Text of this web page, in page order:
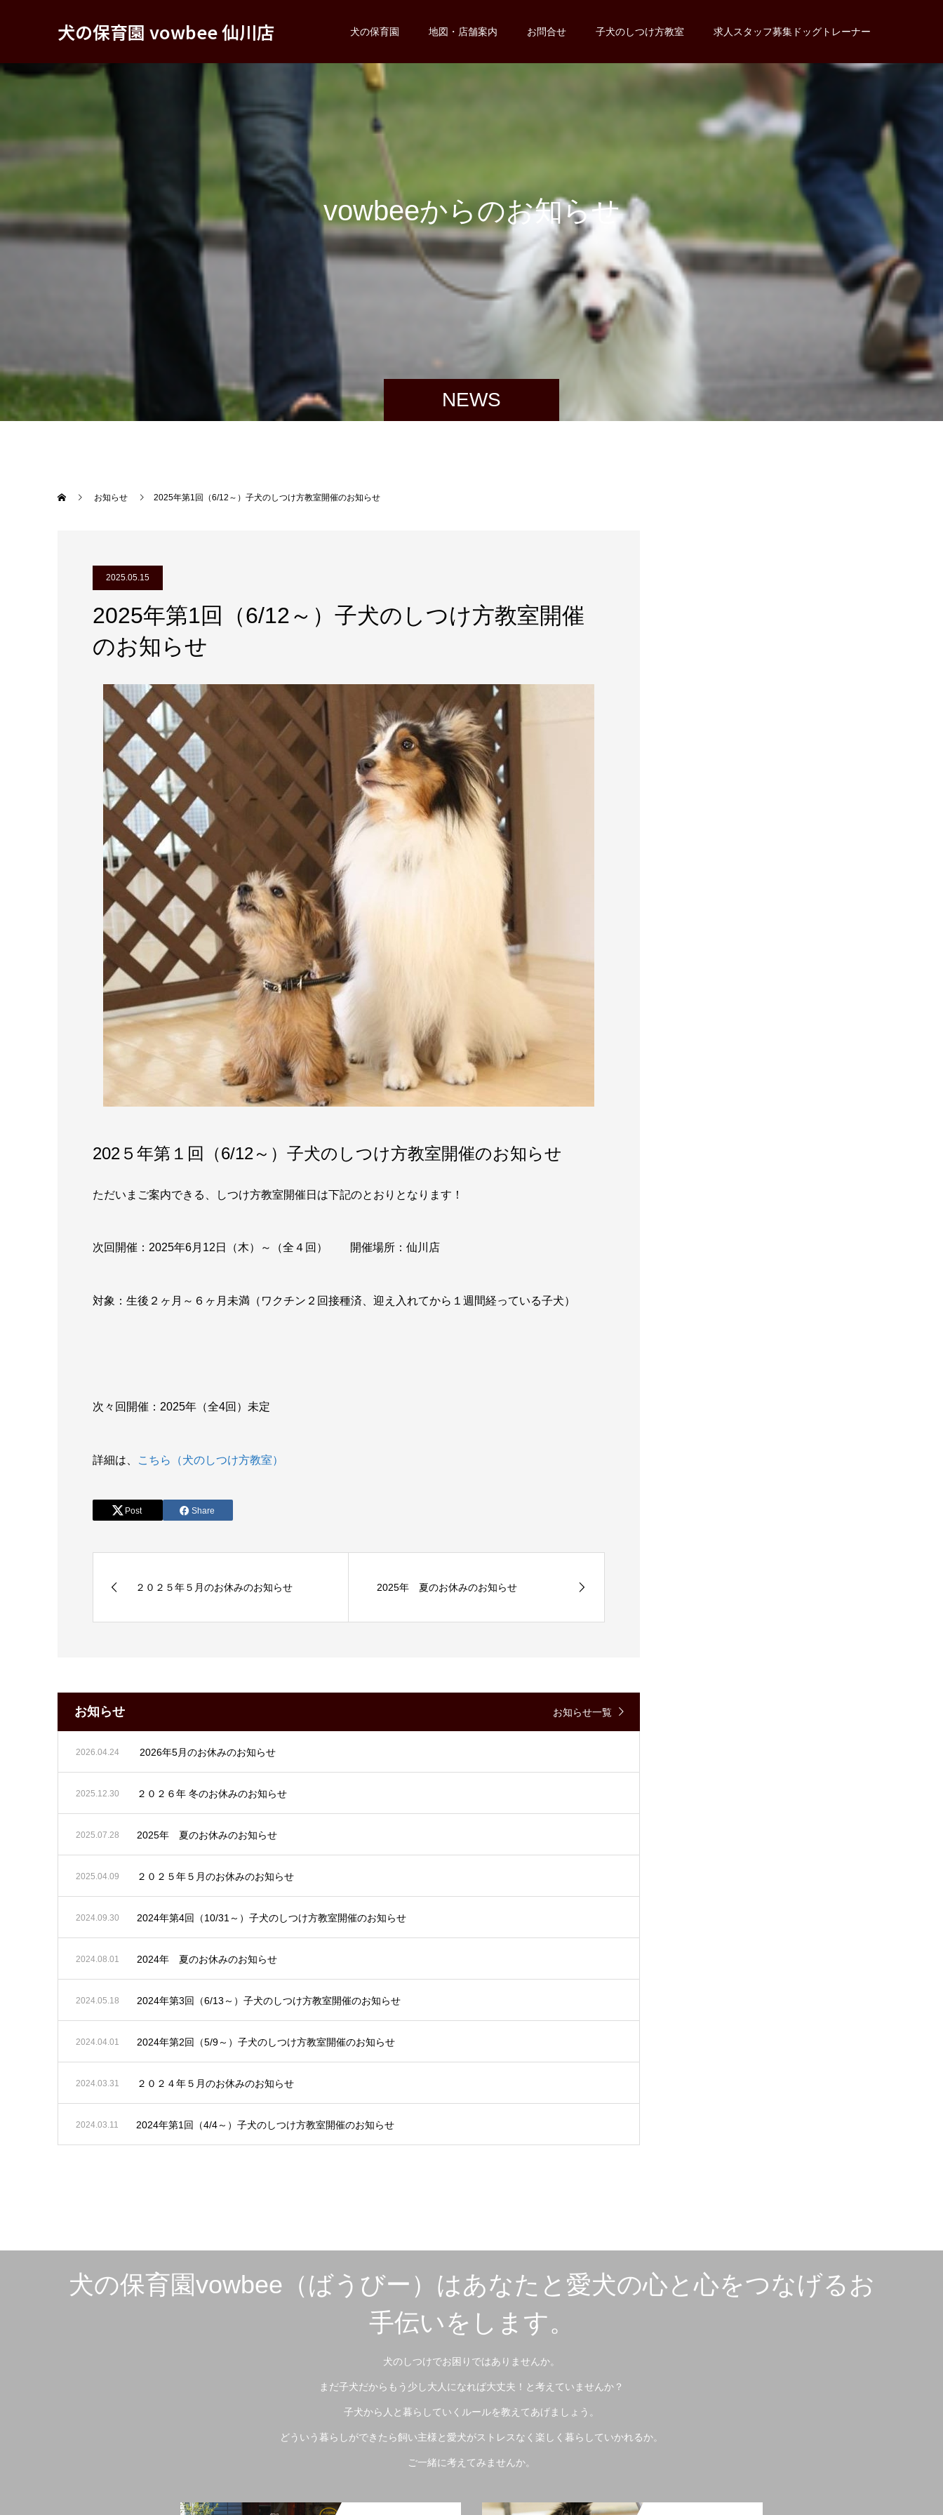
犬の保育園 vowbee 仙川店 犬の保育園 地図・店舗案内 お問合せ 子犬のしつけ方教室 求人スタッフ募集ドッグトレーナー
NEWS
vowbeeからのお知らせ
お知らせ 2025年第1回（6/12～）子犬のしつけ方教室開催のお知らせ
2025.05.15
2025年第1回（6/12～）子犬のしつけ方教室開催
のお知らせ
202５年第１回（6/12～）子犬のしつけ方教室開催のお知らせ
ただいまご案内できる、しつけ方教室開催日は下記のとおりとなります！
次回開催：2025年6月12日（木）～（全４回） 開催場所：仙川店
対象：生後２ヶ月～６ヶ月未満（ワクチン２回接種済、迎え入れてから１週間経っている子犬）
次々回開催：2025年（全4回）未定
詳細は、 こちら（犬のしつけ方教室）
Post Share
２０２５年５月のお休みのお知らせ 2025年 夏のお休みのお知らせ
お知らせ お知らせ一覧
2026.04.24 2026年5月のお休みのお知らせ
2025.12.30 ２０２６年 冬のお休みのお知らせ
2025.07.28 2025年 夏のお休みのお知らせ
2025.04.09 ２０２５年５月のお休みのお知らせ
2024.09.30 2024年第4回（10/31～）子犬のしつけ方教室開催のお知らせ
2024.08.01 2024年 夏のお休みのお知らせ
2024.05.18 2024年第3回（6/13～）子犬のしつけ方教室開催のお知らせ
2024.04.01 2024年第2回（5/9～）子犬のしつけ方教室開催のお知らせ
2024.03.31 ２０２４年５月のお休みのお知らせ
2024.03.11 2024年第1回（4/4～）子犬のしつけ方教室開催のお知らせ
犬の保育園vowbee（ばうびー）はあなたと愛犬の心と心をつなげるお
手伝いをします。
犬のしつけでお困りではありませんか。
まだ子犬だからもう少し大人になれば大丈夫！と考えていませんか？
子犬から人と暮らしていくルールを教えてあげましょう。
どういう暮らしができたら飼い主様と愛犬がストレスなく楽しく暮らしていかれるか。
ご一緒に考えてみませんか。